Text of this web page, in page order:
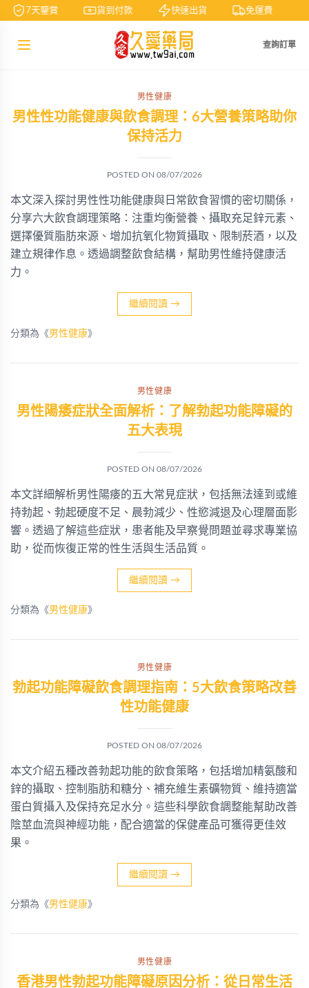
7天鑒賞 貨到付款 快速出貨 免運費
查詢訂單
男性健康
男性性功能健康與飲食調理：6大營養策略助你
保持活力
POSTED ON 08/07/2026
本文深入探討男性性功能健康與日常飲食習慣的密切關係，
分享六大飲食調理策略：注重均衡營養、攝取充足鋅元素、
選擇優質脂肪來源、增加抗氧化物質攝取、限制菸酒，以及
建立規律作息。透過調整飲食結構，幫助男性維持健康活
力。
繼續閱讀 →
分類為《男性健康》
男性健康
男性陽痿症狀全面解析：了解勃起功能障礙的
五大表現
POSTED ON 08/07/2026
本文詳細解析男性陽痿的五大常見症狀，包括無法達到或維
持勃起、勃起硬度不足、晨勃減少、性慾減退及心理層面影
響。透過了解這些症狀，患者能及早察覺問題並尋求專業協
助，從而恢復正常的性生活與生活品質。
繼續閱讀 →
分類為《男性健康》
男性健康
勃起功能障礙飲食調理指南：5大飲食策略改善
性功能健康
POSTED ON 08/07/2026
本文介紹五種改善勃起功能的飲食策略，包括增加精氨酸和
鋅的攝取、控制脂肪和糖分、補充維生素礦物質、維持適當
蛋白質攝入及保持充足水分。這些科學飲食調整能幫助改善
陰莖血流與神經功能，配合適當的保健產品可獲得更佳效
果。
繼續閱讀 →
分類為《男性健康》
男性健康
香港男性勃起功能障礙原因分析：從日常生活